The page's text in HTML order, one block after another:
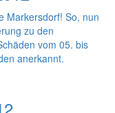
Markersdorf! So, nun
zu den
vom 05. bis
anerkannt.